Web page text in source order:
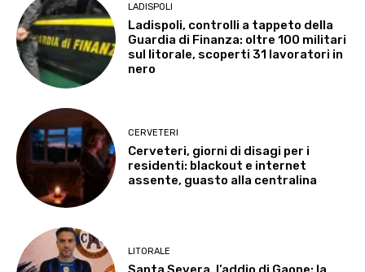
LADISPOLI
Ladispoli, controlli a tappeto della
Guardia di Finanza: oltre 100 militari
sul litorale, scoperti 31 lavoratori in
nero
CERVETERI
Cerveteri, giorni di disagi per i
residenti: blackout e internet
assente, guasto alla centralina
LITORALE